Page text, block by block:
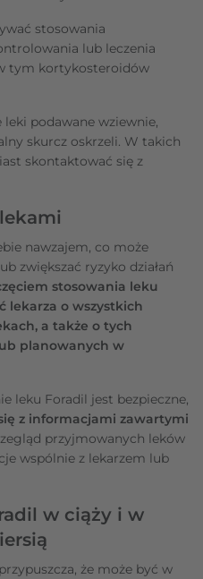
stosowania
lub leczenia
tym kortykosteroidów
podawane wziewnie,
skurcz oskrzeli. W takich
skontaktować się z
nawzajem, co może
zwiększać ryzyko działań
stosowania leku
lekarza o wszystkich
a także o tych
planowanych w
leku Foradil jest bezpieczne,
z informacjami zawartymi
przyjmowanych leków
wspólnie z lekarzem lub
w ciąży i w
że może być w